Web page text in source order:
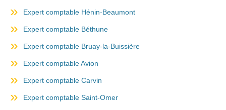
Expert comptable Hénin-Beaumont
Expert comptable Béthune
Expert comptable Bruay-la-Buissière
Expert comptable Avion
Expert comptable Carvin
Expert comptable Saint-Omer